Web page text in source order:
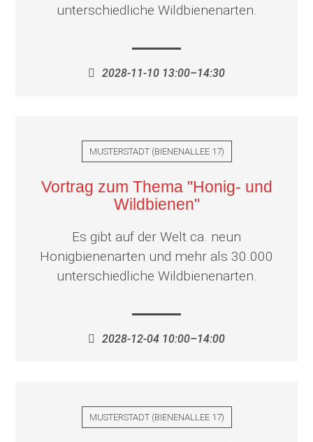
unterschiedliche Wildbienenarten.
2028-11-10 13:00–14:30
MUSTERSTADT(BIENENALLEE 17)
Vortrag zum Thema "Honig- und
Wildbienen"
Es gibt auf der Welt ca. neun
Honigbienenarten und mehr als 30.000
unterschiedliche Wildbienenarten.
2028-12-04 10:00–14:00
MUSTERSTADT(BIENENALLEE 17)